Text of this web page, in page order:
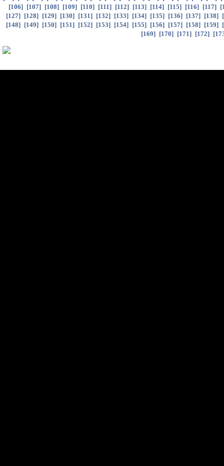
[106] [107] [108] [109] [110] [111] [112] [113] [114] [115] [116] [117] [
[127] [128] [129] [130] [131] [132] [133] [134] [135] [136] [137] [138] [
[148] [149] [150] [151] [152] [153] [154] [155] [156] [157] [158] [159] [
[169] [170] [171] [172] [